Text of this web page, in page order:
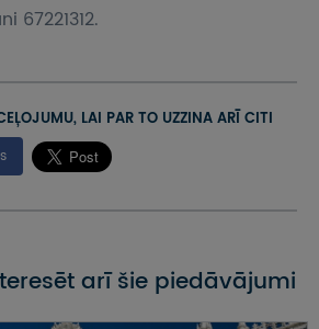
67221312.
LAI PAR TO UZZINA ARĪ CITI
arī šie piedāvājumi